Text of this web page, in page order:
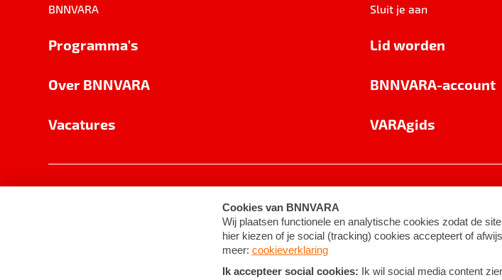
BNNVARA
Programma's
Over BNNVARA
Vacatures
Sluit je aan
Lid worden
BNNVARA-account
VARAgids
Cookie-instellingen Algemene voorwaarden ©2026BNNVARA